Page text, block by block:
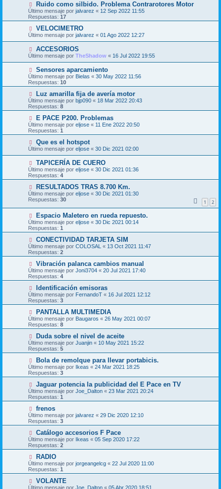
Ruido como silbido. Problema Contrarotores Motor
Último mensaje por jalvarez « 12 Sep 2022 11:55
Respuestas: 17
VELOCIMETRO
Último mensaje por jalvarez « 01 Ago 2022 12:27
ACCESORIOS
Último mensaje por TheShadow « 16 Jul 2022 19:55
Sensores aparcamiento
Último mensaje por Bielas « 30 May 2022 11:56
Respuestas: 10
Luz amarilla fija de avería motor
Último mensaje por bjp090 « 18 Mar 2022 20:43
Respuestas: 8
E PACE P200. Problemas
Último mensaje por eljose « 11 Ene 2022 20:50
Respuestas: 1
Que es el hotspot
Último mensaje por eljose « 30 Dic 2021 02:00
TAPICERÍA DE CUERO
Último mensaje por eljose « 30 Dic 2021 01:36
Respuestas: 4
RESULTADOS TRAS 8.700 Km.
Último mensaje por eljose « 30 Dic 2021 01:30
Respuestas: 30 1 2
Espacio Maletero en rueda repuesto.
Último mensaje por eljose « 30 Dic 2021 00:14
Respuestas: 1
CONECTIVIDAD TARJETA SIM
Último mensaje por COLOSAL « 13 Oct 2021 11:47
Respuestas: 2
Vibración palanca cambios manual
Último mensaje por Joni3704 « 20 Jul 2021 17:40
Respuestas: 4
Identificación emisoras
Último mensaje por FernandoT « 16 Jul 2021 12:12
Respuestas: 3
PANTALLA MULTIMEDIA
Último mensaje por Baugaros « 26 May 2021 00:07
Respuestas: 8
Duda sobre el nivel de aceite
Último mensaje por Juanjin « 10 May 2021 15:22
Respuestas: 5
Bola de remolque para llevar portabicis.
Último mensaje por Ikeas « 24 Mar 2021 18:25
Respuestas: 3
Jaguar potencia la publicidad del E Pace en TV
Último mensaje por Joe_Dalton « 23 Mar 2021 20:24
Respuestas: 1
frenos
Último mensaje por jalvarez « 29 Dic 2020 12:10
Respuestas: 3
Catálogo accesorios F Pace
Último mensaje por Ikeas « 05 Sep 2020 17:22
Respuestas: 2
RADIO
Último mensaje por jorgeangelcg « 22 Jul 2020 11:00
Respuestas: 1
VOLANTE
Último mensaje por Joe_Dalton « 05 Abr 2020 18:51